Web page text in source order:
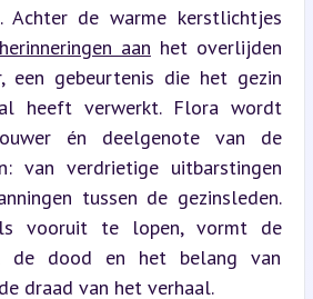
Achter de warme kerstlichtjes
herinneringen aan het overlijden
een gebeurtenis die het gezin
heeft verwerkt. Flora wordt
én deelgenote van de
van verdrietige uitbarstingen
tussen de gezinsleden.
vooruit te lopen, vormt de
de dood en het belang van
draad van het verhaal.